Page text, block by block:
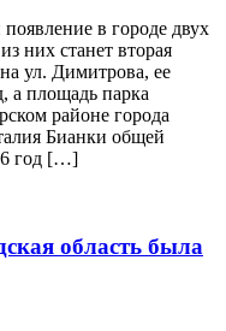
в городе двух
них станет вторая
ул. Димитрова, ее
а площадь парка
районе города
Бианки общей
год […]
область была